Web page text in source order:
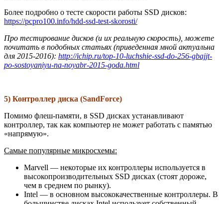
Более подробно о тесте скорости работы SSD дисков:
https://pcpro100.info/hdd-ssd-test-skorosti/
Про тестирование дисков (и их реальную скорость), можете
почитать в подобных статьях (приведенная мной актуальна
для 2015-2016): http://ichip.ru/top-10-luchshie-ssd-do-256-gbajjt-
po-sostoyaniyu-na-noyabr-2015-goda.html
5) Контроллер диска (SandForce)
Помимо флеш-памяти, в SSD дисках устанавливают
контроллер, так как компьютер не может работать с памятью
«напрямую».
Самые популярные микросхемы:
Marvell — некоторые их контроллеры используется в
высокопроизводительных SSD дисках (стоят дороже,
чем в среднем по рынку).
Intel — в основном высококачественные контроллеры. В